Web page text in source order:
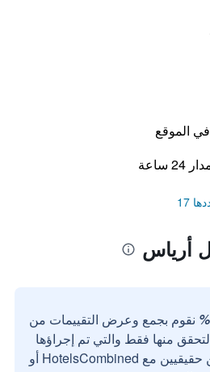
الموقع
17
أرياس
نقوم بجمع وعرض التقييمات من
منها فقط والتي تم إجراؤها
بواسطة مستخدمين حقيقيين مع HotelsCombined أو